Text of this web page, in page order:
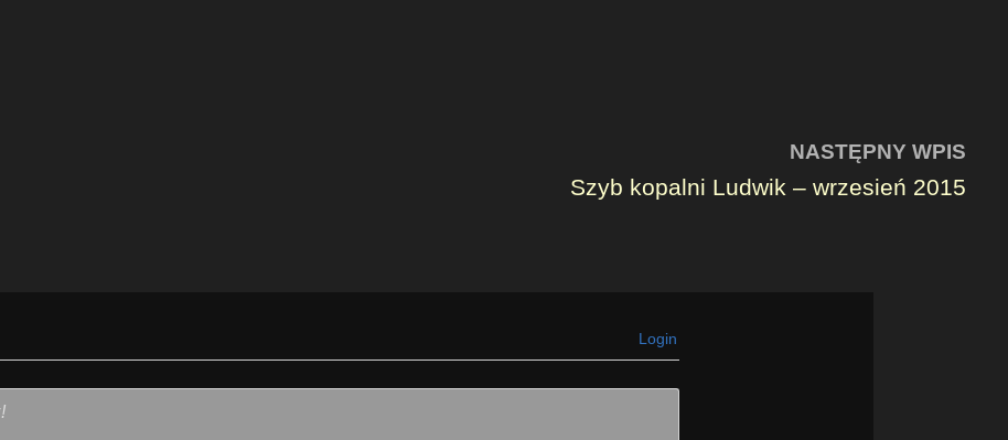
NASTĘPNY WPIS
Szyb kopalni Ludwik – wrzesień 2015
Login